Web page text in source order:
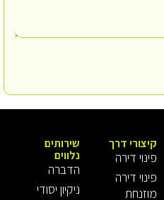
קיצורי דרך
פינוי דירה
פינוי דירה
מוזנחת
שירותים
נלווים
הדברה
ניקיון יסודי